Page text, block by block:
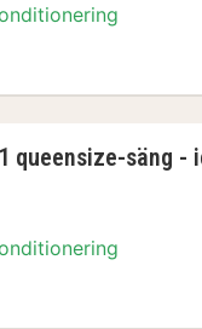
queensize-säng